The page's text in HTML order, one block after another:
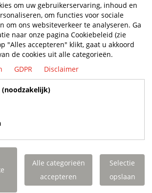
bereik, flexibiliteit in
en inzetbaarheid
in zowel warme als
klimaten.
om uw gebruikerservaring, inhoud en
om functies voor sociale
om ons websiteverkeer te analyseren. Ga
naar onze pagina Cookiebeleid (zie
"Alles accepteren" klikt, gaat u akkoord
de cookies uit alle categorieën.
GDPR Disclaimer
(noodzakelijk)
Alle categorieën
accepteren
Selectie
opslaan